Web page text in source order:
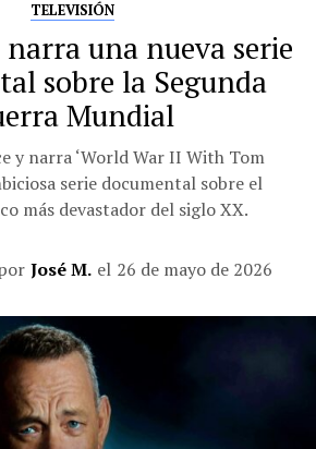
TELEVISIÓN
una nueva serie
sobre la Segunda
Mundial
y narra ‘World War II With Tom
serie documental sobre el
más devastador del siglo XX.
José M. el 26 de mayo de 2026